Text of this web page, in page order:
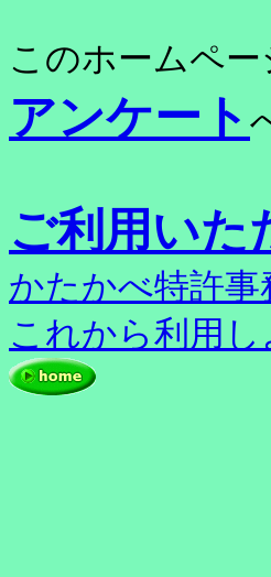
このホームペ
アンケート
ご利用いた
かたかべ特許
これから利用